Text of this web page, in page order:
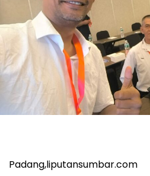
Padang,liputansumbar.com